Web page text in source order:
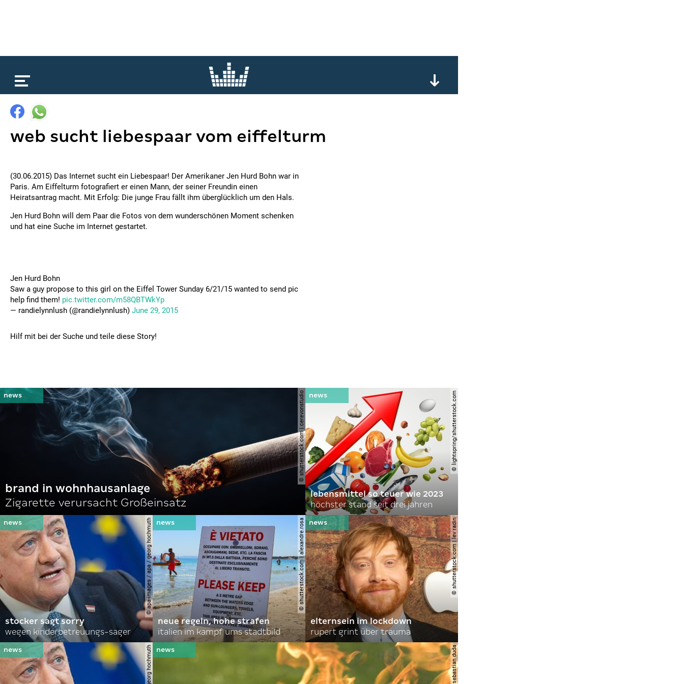
web sucht liebespaar vom eiffelturm
(30.06.2015) Das Internet sucht ein Liebespaar! Der Amerikaner Jen Hurd Bohn war in
Paris. Am Eiffelturm fotografiert er einen Mann, der seiner Freundin einen
Heiratsantrag macht. Mit Erfolg: Die junge Frau fällt ihm überglücklich um den Hals.
Jen Hurd Bohn will dem Paar die Fotos von dem wunderschönen Moment schenken
und hat eine Suche im Internet gestartet.
Jen Hurd Bohn
Saw a guy propose to this girl on the Eiffel Tower Sunday 6/21/15 wanted to send pic
help find them! pic.twitter.com/m58QBTWkYp
— randielynnlush (@randielynnlush) June 29, 2015
Hilf mit bei der Suche und teile diese Story!
© shutterstock.com | cerevonstudio
brand in wohnhausanlage
Zigarette verursacht Großeinsatz
© lightspring/shutterstock.com
lebensmittel so teuer wie 2023
höchster stand seit drei jahren
© apa-images / apa / georg hochmuth
stocker sagt sorry
wegen kinderbetreuungs-sager
© shutterstock.com | alexandre.rosa
neue regeln, hohe strafen
italien im kampf ums stadtbild
© shutterstock.com | lev radin
elternsein im lockdown
rupert grint über trauma